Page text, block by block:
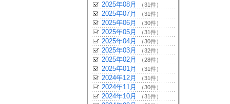
2025年08月 （31件）
2025年07月 （31件）
2025年06月 （30件）
2025年05月 （31件）
2025年04月 （30件）
2025年03月 （32件）
2025年02月 （28件）
2025年01月 （31件）
2024年12月 （31件）
2024年11月 （30件）
2024年10月 （31件）